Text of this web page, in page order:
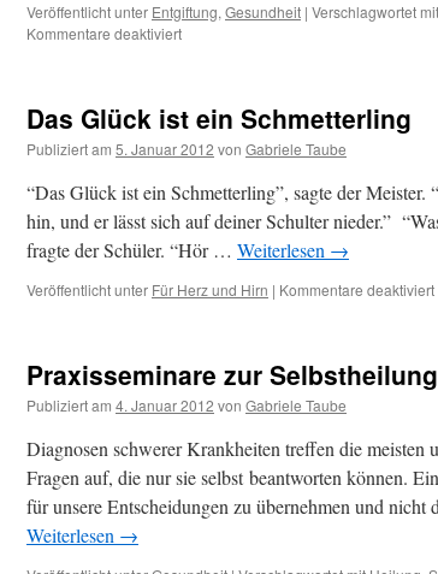
Veröffentlicht unter Entgiftung, Gesundheit | Verschlagwortet mit
Kommentare deaktiviertfür
und
Wickel
Das Glück ist ein Schmetterling
Publiziert am 5. Januar 2012 von Gabriele Taube
“Das Glück ist ein Schmetterling”, sagte der
hin, und er lässt sich auf deiner Schulter nieder.”
fragte der Schüler. “Hör … Weiterlesen →
Veröffentlicht unter Für Herz und Hirn | Kommentare deaktiviert
Praxisseminare zur Selbstheilung
Publiziert am 4. Januar 2012 von Gabriele Taube
Diagnosen schwerer Krankheiten treffen die meisten
Fragen auf, die nur sie selbst beantworten können.
für unsere Entscheidungen zu übernehmen und
Weiterlesen →